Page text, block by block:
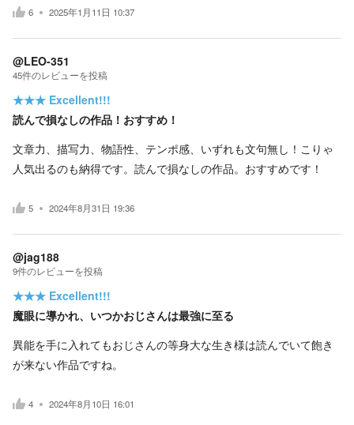
6 2025年1月11日 10:37
@LEO-351
45件のレビューを投稿
★★★ Excellent!!!
読んで損なしの作品！おすすめ！
文章力、描写力、物語性、テンポ感、いずれも文句無し！こりゃ
人気出るのも納得です。読んで損なしの作品。おすすめです！
5 2024年8月31日 19:36
@jag188
9件のレビューを投稿
★★★ Excellent!!!
魔眼に導かれ、いつかおじさんは最強に至る
異能を手に入れてもおじさんの等身大な生き様は読んでいて飽き
が来ない作品ですね。
4 2024年8月10日 16:01